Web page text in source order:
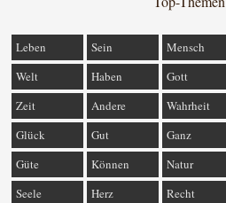
Leben Sein Mensch
Welt
Haben Gott
Zeit
Andere Wahrheit
Glück
Gut Ganz
Güte
Können Natur
Seele
Herz Recht